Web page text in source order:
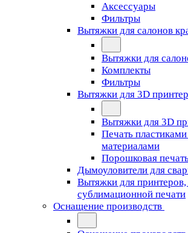
Аксессуары
Фильтры
Вытяжки для салонов
Вытяжки для
Комплекты
Фильтры
Вытяжки для 3D
Вытяжки для 3D
Печать
материалами
Порошковая
Дымоуловители для
Вытяжки для принтеров,
сублимационной печати
Оснащение производств